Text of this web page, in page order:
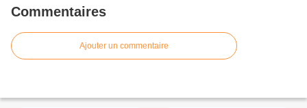
Commentaires
Ajouter un commentaire